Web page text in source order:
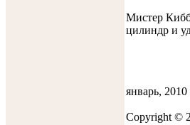
Мистер
цилиндр и
январь, 2010
Copyright ©